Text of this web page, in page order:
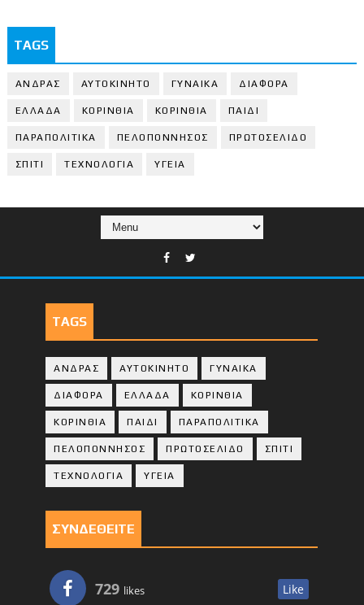
TAGS
ΑΝΔΡΑΣ ΑΥΤΟΚΙΝΗΤΟ ΓΥΝΑΙΚΑ ΔΙΑΦΟΡΑ
ΕΛΛΑΔΑ ΚΟΡΙΝΘΙΑ ΚΟΡΙΝΘΙA ΠΑΙΔΙ
ΠΑΡΑΠΟΛΙΤΙΚΑ ΠΕΛΟΠΟΝΝΗΣΟΣ ΠΡΩΤΟΣΕΛΙΔΟ
ΣΠΙΤΙ ΤΕΧΝΟΛΟΓΙΑ ΥΓΕΙΑ
TAGS
ΑΝΔΡΑΣ ΑΥΤΟΚΙΝΗΤΟ ΓΥΝΑΙΚΑ
ΔΙΑΦΟΡΑ ΕΛΛΑΔΑ ΚΟΡΙΝΘΙΑ
ΚΟΡΙΝΘΙA ΠΑΙΔΙ ΠΑΡΑΠΟΛΙΤΙΚΑ
ΠΕΛΟΠΟΝΝΗΣΟΣ ΠΡΩΤΟΣΕΛΙΔΟ ΣΠΙΤΙ
ΤΕΧΝΟΛΟΓΙΑ ΥΓΕΙΑ
ΣΥΝΔΕΘΕΙΤΕ
729 likes Like